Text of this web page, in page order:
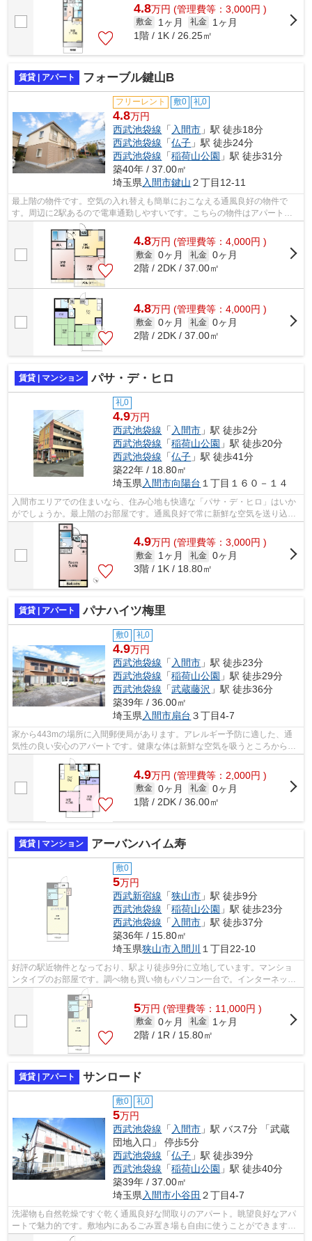
4.8万円 (管理費等：3,000円 )
敷金 1ヶ月 礼金
1ヶ月
1階 / 1K / 26.25㎡
賃貸 | アパート フォーブル鍵山B
フリーレント 敷0 礼0
4.8万円
西武池袋線 「 入間市 」駅 徒歩18分
西武池袋線 「仏子 」駅 徒歩24分
西武池袋線 「稲荷山公園 」駅 徒歩31分
築40年 / 37.00㎡
埼玉県 入間市鍵山 ２丁目12-11
最上階の物件です。空気の入れ替えも簡単におこなえる通風良好の物件で
す。周辺に2駅あるので電車通勤しやすいです。こちらの物件はアパートで
す。有限会社 山陽住宅では、西武池袋線...
4.8万円 (管理費等：4,000円 )
敷金 0ヶ月 礼金 0ヶ月
2階 / 2DK / 37.00㎡
4.8万円 (管理費等：4,000円 )
敷金 0ヶ月 礼金 0ヶ月
2階 / 2DK / 37.00㎡
賃貸 | マンション パサ・デ・ヒロ
礼0
4.9万円
西武池袋線 「 入間市 」駅 徒歩2分
西武池袋線 「稲荷山公園 」駅 徒歩20分
西武池袋線 「仏子 」駅 徒歩41分
築22年 / 18.80㎡
埼玉県 入間市向陽台 １丁目１６０－１４
入間市エリアでの住まいなら、住み心地も快適な「パサ・デ・ヒロ」はいか
がでしょうか。最上階のお部屋です。通風良好で常に新鮮な空気を送り込む
物件をご案内します。マンションに光...
4.9万円 (管理費等：3,000円 )
敷金 1ヶ月 礼金 0ヶ月
3階 / 1K / 18.80㎡
賃貸 | アパート パナハイツ梅里
敷0 礼0
4.9万円
西武池袋線 「 入間市 」駅 徒歩23分
西武池袋線 「稲荷山公園 」駅 徒歩29分
西武池袋線 「武蔵藤沢 」駅 徒歩36分
築39年 / 36.00㎡
埼玉県入間市扇台 ３丁目4-7
家から443mの場所に入間郵便局があります。アレルギー予防に適した、通
気性の良い安心のアパートです。健康な体は新鮮な空気を吸うところから。
電車でのアクセスを快適なものにする、2...
4.9万円 (管理費等：2,000円 )
敷金 0ヶ月 礼金 0ヶ月
1階 / 2DK / 36.00㎡
賃貸 | マンション アーバンハイム寿
敷0
5万円
西武新宿線 「狭山市 」駅 徒歩9分
西武池袋線 「稲荷山公園 」駅 徒歩23分
西武池袋線 「 入間市 」駅 徒歩37分
築36年 / 15.80㎡
埼玉県狭山市入間川 １丁目22-10
好評の駅近物件となっており、駅より徒歩9分に立地しています。マンショ
ンタイプのお部屋です。調べ物も買い物もパソコン一台で。インターネット
有り物件で試してみて下さい。お客様の...
5万円 (管理費等：11,000円 )
敷金 0ヶ月 礼金
1ヶ月
2階 / 1R / 15.80㎡
賃貸 | アパート サンロード
敷0 礼0
5万円
西武池袋線 「 入間市 」駅 バス7分 「武蔵
団地入口」 停歩5分
西武池袋線 「仏子 」駅 徒歩39分
西武池袋線 「稲荷山公園 」駅 徒歩40分
築39年 / 37.00㎡
埼玉県 入間市小谷田 ２丁目4-7
洗濯物も自然乾燥ですぐ乾く通風良好な間取りのアパート。眺望良好なアパ
ートで魅力的です。敷地内にあるごみ置き場も自由に使うことができます。
こちらの物件はアパートです。有限会...